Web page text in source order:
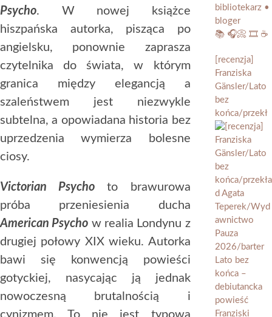
Psycho. W nowej książce
hiszpańska autorka, pisząca po
angielsku, ponownie zaprasza
czytelnika do świata, w którym
granica między elegancją a
szaleństwem jest niezwykle
subtelna, a opowiadana historia bez
uprzedzenia wymierza bolesne
ciosy.
Victorian Psycho to brawurowa
próba przeniesienia ducha
American Psycho w realia Londynu z
drugiej połowy XIX wieku. Autorka
bawi się konwencją powieści
gotyckiej, nasycając ją jednak
nowoczesną brutalnością i
bibliotekarz •
bloger
📚 🎧📀 🎞️ ☕️
[recenzja]
Franziska
Gänsler/Lato
bez
końca/przekł